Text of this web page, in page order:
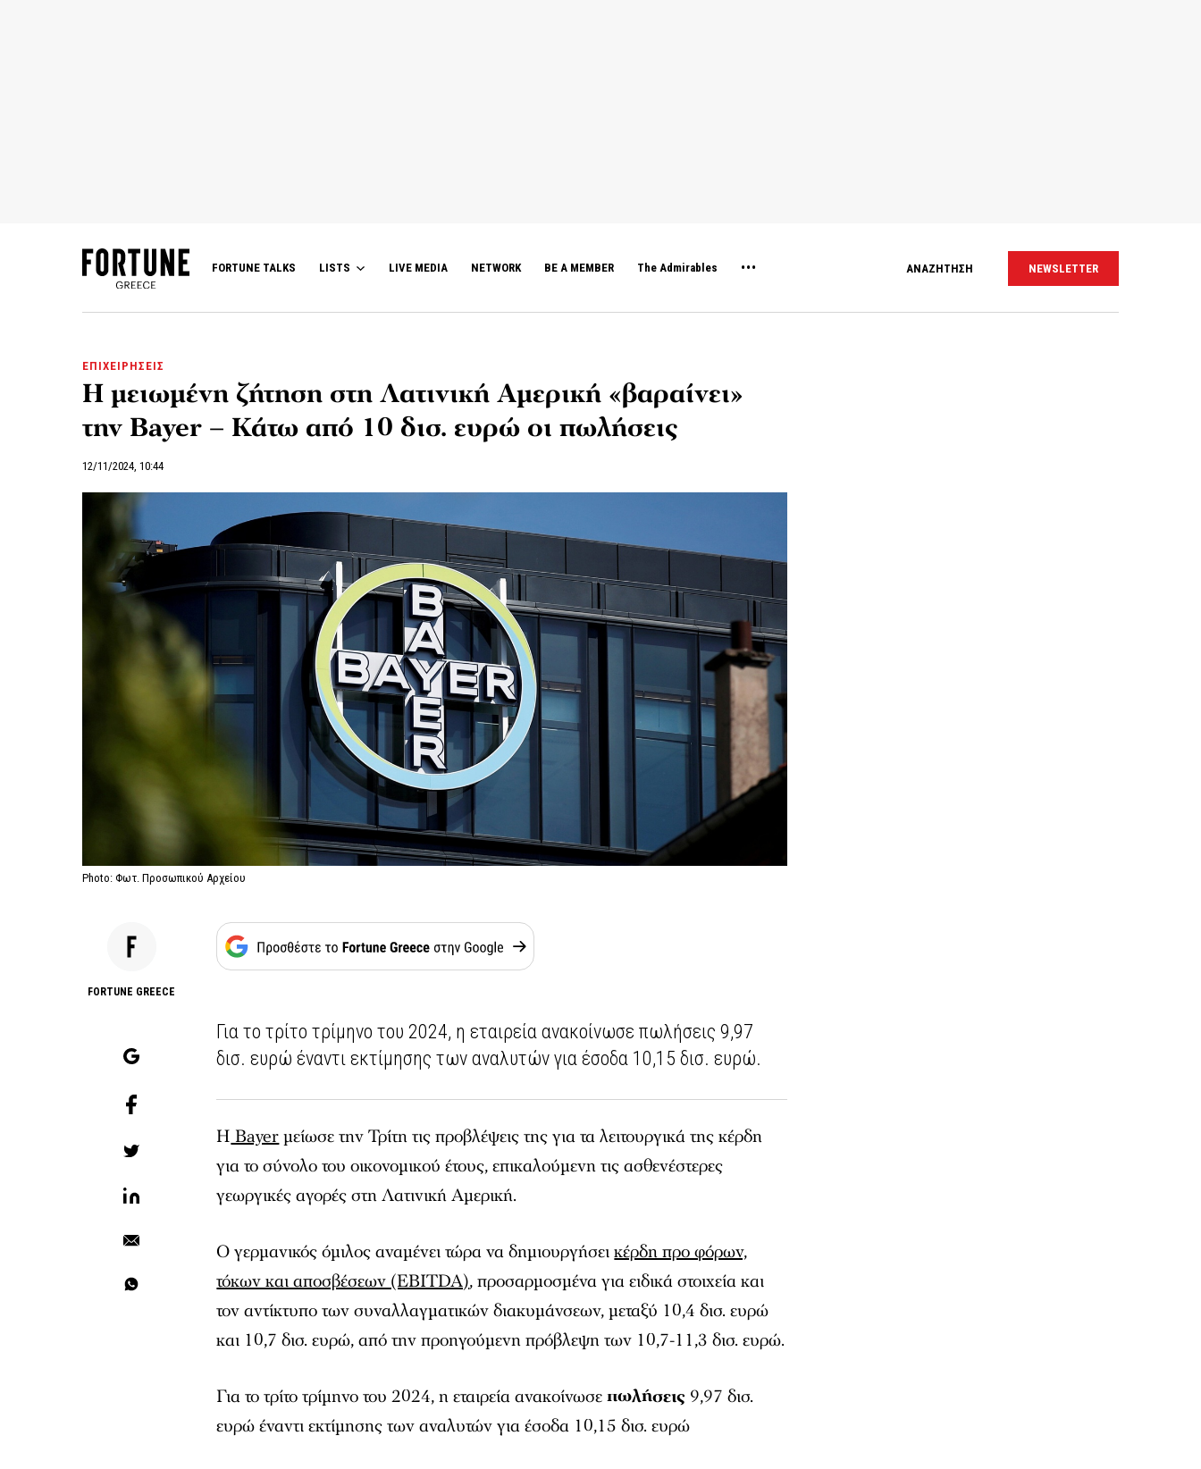
FORTUNE TALKS LISTS LIVE MEDIA NETWORK BE A MEMBER The Admirables ΑΝΑΖΗΤΗΣΗ NEWSLETTER
ΕΠΙΧΕΙΡΗΣΕΙΣ
Η μειωμένη ζήτηση στη Λατινική Αμερική «βαραίνει»
την Bayer – Κάτω από 10 δισ. ευρώ οι πωλήσεις
12/11/2024, 10:44
Photo: Φωτ. Προσωπικού Αρχείου
FORTUNE GREECE
Για το τρίτο τρίμηνο του 2024, η εταιρεία ανακοίνωσε πωλήσεις 9,97
δισ. ευρώ έναντι εκτίμησης των αναλυτών για έσοδα 10,15 δισ. ευρώ.
Η Bayerμείωσε την Τρίτη τις προβλέψεις της για τα λειτουργικά της κέρδη
για το σύνολο του οικονομικού έτους, επικαλούμενη τις ασθενέστερες
γεωργικές αγορές στη Λατινική Αμερική.
Ο γερμανικός όμιλος αναμένει τώρα να δημιουργήσεικέρδη προ φόρων,
τόκων και αποσβέσεων (EBITDA), προσαρμοσμένα για ειδικά στοιχεία και
τον αντίκτυπο των συναλλαγματικών διακυμάνσεων, μεταξύ 10,4 δισ. ευρώ
και 10,7 δισ. ευρώ, από την προηγούμενη πρόβλεψη των 10,7-11,3 δισ. ευρώ.
Για το τρίτο τρίμηνο του 2024, η εταιρεία ανακοίνωσεπωλήσεις 9,97 δισ.
ευρώ έναντι εκτίμησης των αναλυτών για έσοδα 10,15 δισ. ευρώ